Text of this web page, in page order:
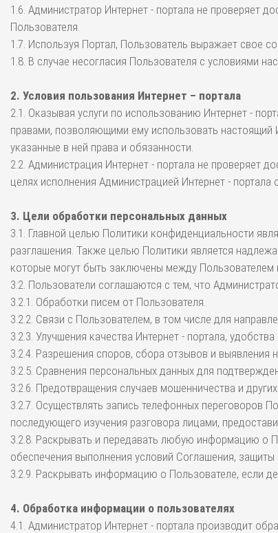
1.6. Администратор Интернет - портала не проверяет
Пользователя.
1.7. Используя Портал, Пользователь выражает свое
1.8. В случае несогласия Пользователя с условиями
2. Условия пользования Интернет – портала
2.1. Оказывая услуги по использованию Интернет -
правами, позволяющими ему использовать настоящий
указанные в ней права и обязанности.
2.2. Администрация Интернет - портала не проверяет
целях исполнения Администрацией Интернет - портала
3. Цели обработки персональных данных
3.1. Главной целью Политики конфиденциальности
разглашения. Также целью Политики является
которые могут быть заключены между Пользователем
3.2. Пользователи соглашаются с тем, что
3.2.1. Обработки писем от Пользователя.
3.2.2. Связи с Пользователем, в том числе для
3.2.3. Улучшения качества Интернет - портала,
3.2.4. Разрешения споров, сбора отзывов и выявления
3.2.5. Сравнения персональных данных для
3.2.6. Предотвращения случаев мошенничества и
3.2.7. Осуществлять запись телефонных переговоров
последующего изучения разговора лицами,
3.2.8. Раскрывать и передавать любую информацию о
обеспечения выполнения условий Соглашения,
3.2.9. Раскрывать информацию о Пользователе, если
4. Обработка информации о пользователях
4.1. Администратор Интернет - портала производит